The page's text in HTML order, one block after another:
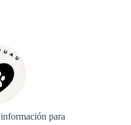
para